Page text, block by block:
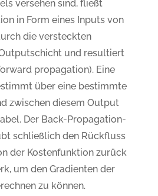
versehen sind, fließt
in Form eines Inputs von
die versteckten
und resultiert
propagation). Eine
über eine bestimmte
zwischen diesem Output
Der Back-Propagation-
schließlich den Rückfluss
der Kostenfunktion zurück
um den Gradienten der
zu können.